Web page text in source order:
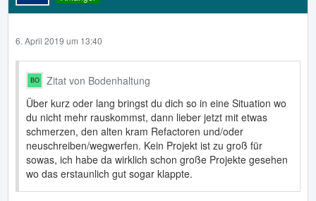
6. April 2019 um 13:40
Zitat von Bodenhaltung
Über kurz oder lang bringst du dich so in eine Situation wo
du nicht mehr rauskommst, dann lieber jetzt mit etwas
schmerzen, den alten kram Refactoren und/oder
neuschreiben/wegwerfen. Kein Projekt ist zu groß für
sowas, ich habe da wirklich schon große Projekte gesehen
wo das erstaunlich gut sogar klappte.